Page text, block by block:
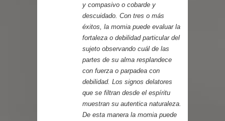
y compasivo o cobarde y
descuidado. Con tres o más
éxitos, la momia puede evaluar la
fortaleza o debilidad particular del
sujeto observando cuál de las
partes de su alma resplandece
con fuerza o parpadea con
debilidad. Los signos delatores
que se filtran desde el espíritu
muestran su autentica naturaleza.
De esta manera la momia puede